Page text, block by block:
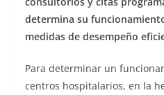
determina su
medidas de desempeño
Para determinar un
centros hospitalarios, en la